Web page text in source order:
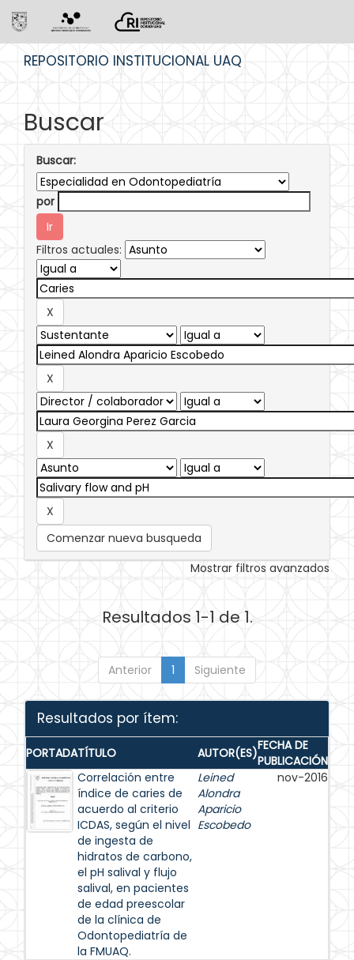
REPOSITORIO INSTITUCIONAL UAQ
Buscar
Buscar:
por
Filtros actuales:
Comenzar nueva busqueda
Mostrar filtros avanzados
Resultados 1-1 de 1.
Anterior 1 Siguiente
Resultados por ítem:
PORTADATÍTULO AUTOR(ES)FECHA DE
PUBLICACIÓN
Correlación entre
índice de caries de
acuerdo al criterio
ICDAS, según el nivel
de ingesta de
hidratos de carbono,
el pH salival y flujo
salival, en pacientes
de edad preescolar
de la clínica de
Odontopediatría de
la FMUAQ.
Leined
Alondra
Aparicio
Escobedo
nov-2016